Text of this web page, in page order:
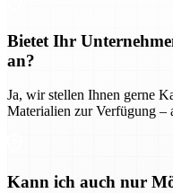
Bietet Ihr
an?
Ja, wir stellen Ihnen gerne
Materialien zur Verfügung –
Kann ich auch nur